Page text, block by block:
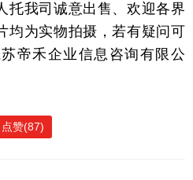
托我司诚意出售、欢迎各界
均为实物拍摄，若有疑问可
帝禾企业信息咨询有限公
点赞(87)